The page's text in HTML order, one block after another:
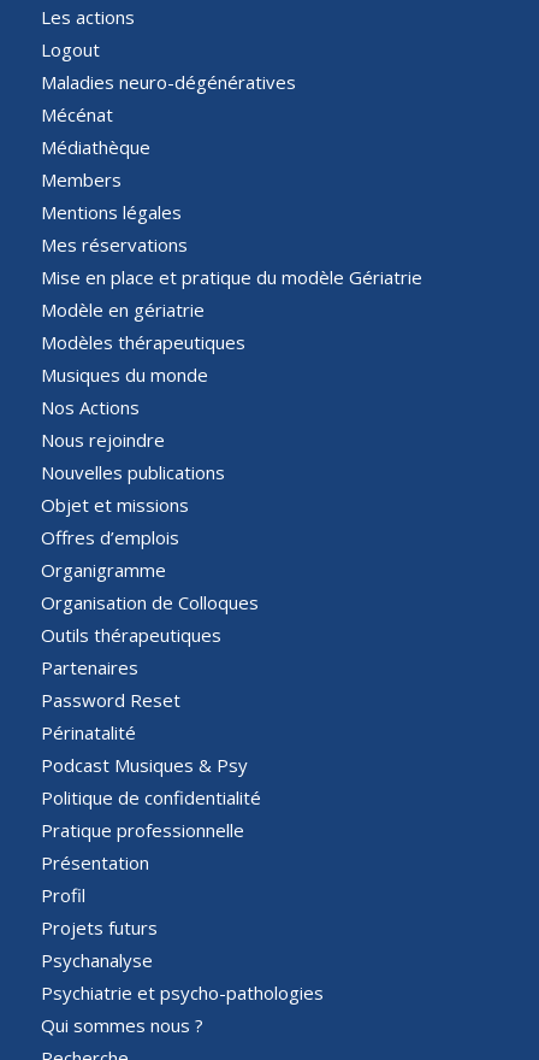
Les actions
Logout
Maladies neuro-dégénératives
Mécénat
Médiathèque
Members
Mentions légales
Mes réservations
Mise en place et pratique du modèle Gériatrie
Modèle en gériatrie
Modèles thérapeutiques
Musiques du monde
Nos Actions
Nous rejoindre
Nouvelles publications
Objet et missions
Offres d’emplois
Organigramme
Organisation de Colloques
Outils thérapeutiques
Partenaires
Password Reset
Périnatalité
Podcast Musiques & Psy
Politique de confidentialité
Pratique professionnelle
Présentation
Profil
Projets futurs
Psychanalyse
Psychiatrie et psycho-pathologies
Qui sommes nous ?